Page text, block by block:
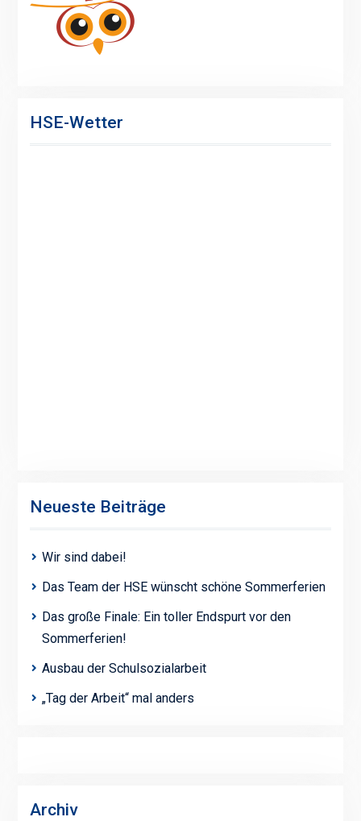
HSE-Wetter
Neueste Beiträge
Wir sind dabei!
Das Team der HSE wünscht schöne Sommerferien
Das große Finale: Ein toller Endspurt vor den
Sommerferien!
Ausbau der Schulsozialarbeit
„Tag der Arbeit“ mal anders
Archiv